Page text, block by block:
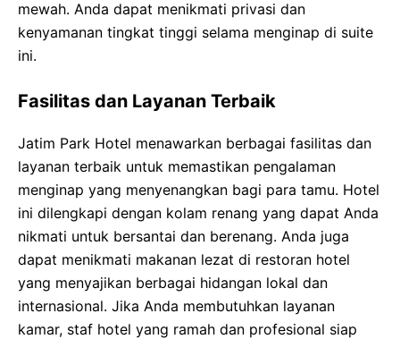
mewah. Anda dapat menikmati privasi dan
kenyamanan tingkat tinggi selama menginap di suite
ini.
Fasilitas dan Layanan Terbaik
Jatim Park Hotel menawarkan berbagai fasilitas dan
layanan terbaik untuk memastikan pengalaman
menginap yang menyenangkan bagi para tamu. Hotel
ini dilengkapi dengan kolam renang yang dapat Anda
nikmati untuk bersantai dan berenang. Anda juga
dapat menikmati makanan lezat di restoran hotel
yang menyajikan berbagai hidangan lokal dan
internasional. Jika Anda membutuhkan layanan
kamar, staf hotel yang ramah dan profesional siap